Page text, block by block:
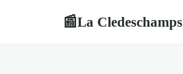
📰La Cledeschamps